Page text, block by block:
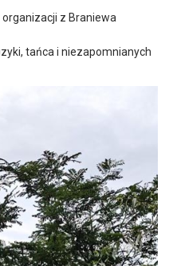
organizacji z Braniewa
tańca i niezapomnianych